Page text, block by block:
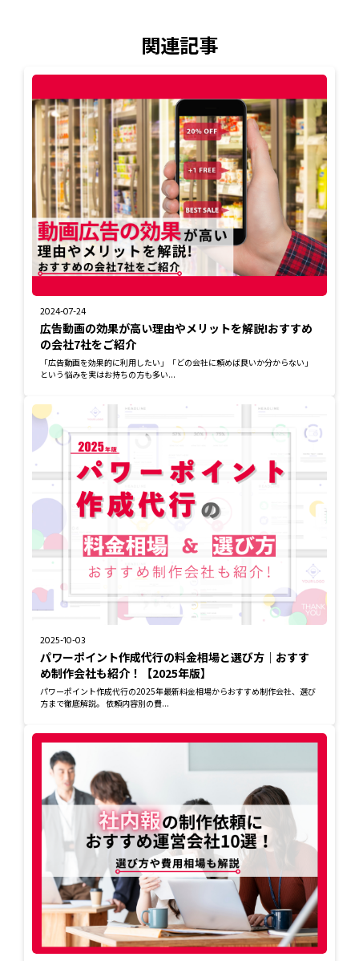
関連記事
2024-07-24
広告動画の効果が高い理由やメリットを解説!おすすめ
の会社7社をご紹介
「広告動画を効果的に利用したい」「どの会社に頼めば良いか分からない」
という悩みを実はお持ちの方も多い...
2025-10-03
パワーポイント作成代行の料金相場と選び方｜おすす
め制作会社も紹介！【2025年版】
パワーポイント作成代行の2025年最新料金相場からおすすめ制作会社、選び
方まで徹底解説。 依頼内容別の費...